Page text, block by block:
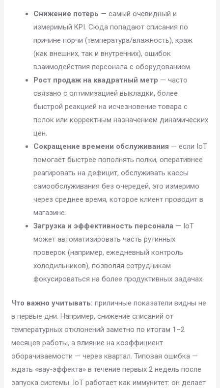
Снижение потерь — самый очевидный и
измеримый KPI. Сюда попадают списания по
причине порчи (температура/влажность), краж
(как внешних, так и внутренних), ошибок
взаимодействия персонала с оборудованием.
Рост продаж на квадратный метр — часто
связано с оптимизацией выкладки, более
быстрой реакцией на исчезновение товара с
полок или корректным назначением динамических
цен.
Сокращение времени обслуживания — если IoT
помогает быстрее пополнять полки, оперативнее
реагировать на дефицит, обслуживать кассы
самообслуживания без очередей, это измеримо
через среднее время, которое клиент проводит в
магазине.
Загрузка и эффективность персонала — IoT
может автоматизировать часть рутинных
проверок (например, ежедневный контроль
холодильников), позволяя сотрудникам
фокусироваться на более продуктивных задачах.
Что важно учитывать: приличные показатели видны не
в первые дни. Например, снижение списаний от
температурных отклонений заметно по итогам 1–2
месяцев работы, а влияние на коэффициент
оборачиваемости — через квартал. Типовая ошибка —
ждать «вау-эффекта» в течение первых 2 недель после
запуска системы. IoT работает как иммунитет: он делает